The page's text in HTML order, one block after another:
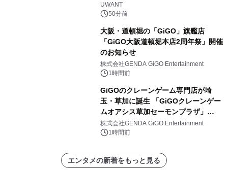
UWANT
50分前
大阪・道頓堀の「GiGO」旗艦店
「GiGO大阪道頓堀本店2周年祭」開催
のお知らせ
株式会社GENDA GiGO Entertainment
1時間前
GiGOのクレーンゲーム専門店が埼
玉・草加に誕生 「GiGOクレーンゲー
ムオアシス草加セーモンプラザ」
2026年8月7日(金)10時グランドオープ
ン
株式会社GENDA GiGO Entertainment
1時間前
エンタメの新着をもっと見る